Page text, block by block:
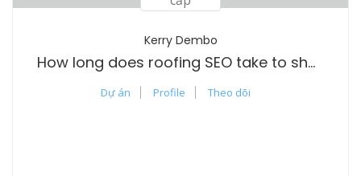
Kerry Dembo
How long does roofing SEO take to show results?
Dự án Profile Theo dõi